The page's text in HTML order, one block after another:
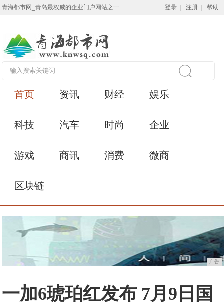
青海都市网_青岛最权威的企业门户网站之一 登录 注册 帮助
首页 资讯 财经 娱乐
科技 汽车 时尚 企业
游戏 商讯 消费 微商
区块链
广告
一加6琥珀红发布 7月9日国